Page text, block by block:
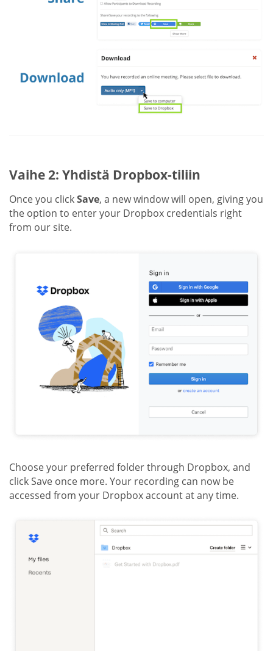
Vaihe 2: Yhdistä Dropbox-tiliin
Once you clickSave, a new window will open, giving you
the option to enter your Dropbox credentials right
from our site.
Choose your preferred folder through Dropbox, and
click Save once more. Your recording can now be
accessed from your Dropbox account at any time.